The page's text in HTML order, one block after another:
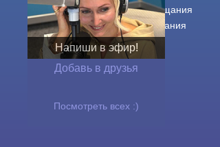
Напиши в эфир!
Добавь в друзья
Посмотреть всех :)
Города вещания
Сетка вещания
История
Оферта